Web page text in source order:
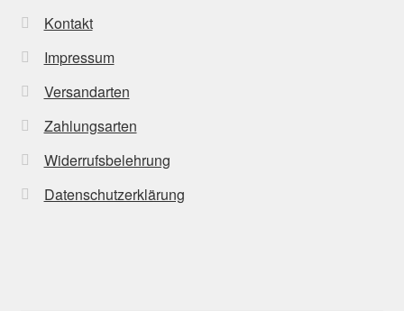
Kontakt
Impressum
Versandarten
Zahlungsarten
Widerrufsbelehrung
Datenschutzerklärung